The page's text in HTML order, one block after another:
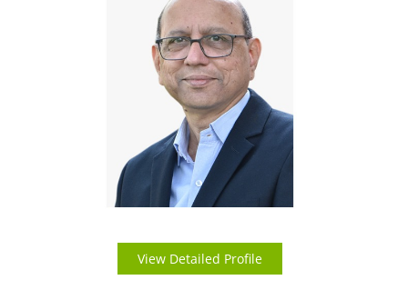
View Detailed Profile